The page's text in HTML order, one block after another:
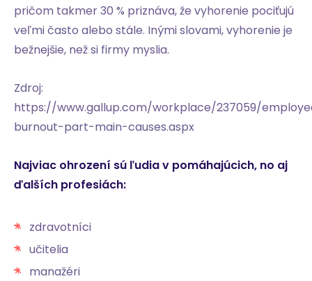
pričom takmer 30 % priznáva, že vyhorenie pociťujú
veľmi často alebo stále. Inými slovami, vyhorenie je
bežnejšie, než si firmy myslia.
Zdroj:
https://www.gallup.com/workplace/237059/
burnout-part-main-causes.aspx
Najviac ohrození sú ľudia v pomáhajúcich, no aj
ďalších profesiách:
zdravotníci
učitelia
manažéri